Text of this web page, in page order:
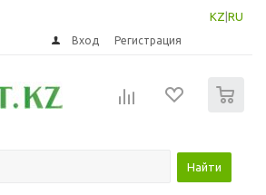
KZ RU
Вход Регистрация
Найти